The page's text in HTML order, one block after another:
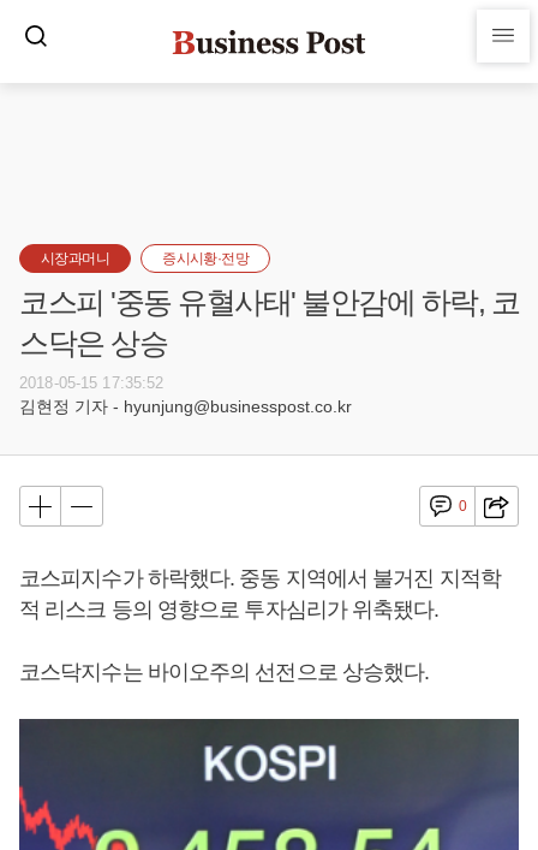
시장과머니 증시시황·전망
코스피 '중동 유혈사태' 불안감에 하락, 코
스닥은 상승
2018-05-15 17:35:52
김현정 기자 - hyunjung@businesspost.co.kr
0
코스피지수가 하락했다. 중동 지역에서 불거진 지적학
적 리스크 등의 영향으로 투자심리가 위축됐다.
코스닥지수는 바이오주의 선전으로 상승했다.